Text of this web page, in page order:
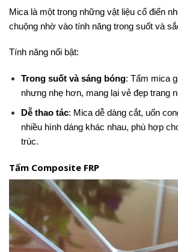
Mica là một trong những vật liệu cổ điển
chuộng nhờ vào tính năng trong suốt và
Tính năng nổi bật:
Trong suốt và sáng bóng: Tấm mica
nhưng nhẹ hơn, mang lại vẻ đẹp trang
Dễ thao tác: Mica dễ dàng cắt, uốn
nhiều hình dáng khác nhau, phù hợp
trúc.
Tấm Composite FRP